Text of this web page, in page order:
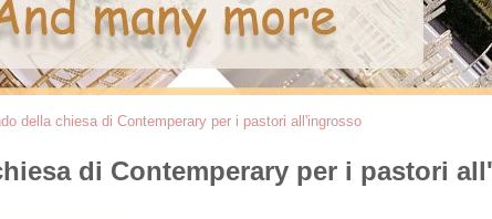
della chiesa di Contemperary per i pastori all'ingrosso
di Contemperary per i pastori